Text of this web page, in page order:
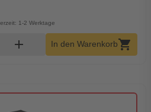
1-2 Werktage
Menge
add In den Warenkorbshopping_cart